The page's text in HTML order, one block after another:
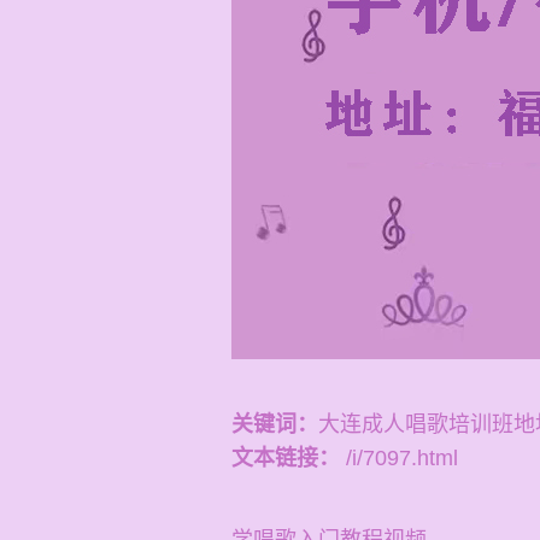
关键词： 大连成人唱歌培训班地
文本链接：
/i/7097.html